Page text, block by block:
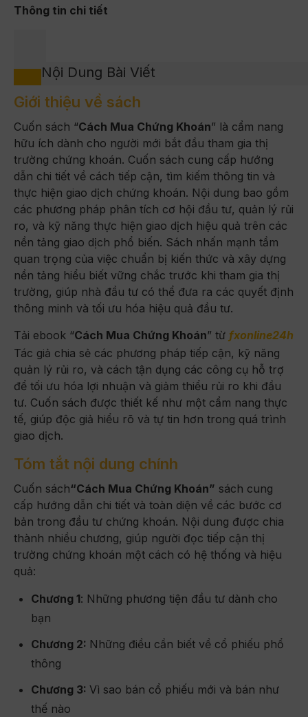
Thông tin chi tiết
Nội Dung Bài Viết
Giới thiệu về sách
Cuốn sách “Cách Mua Chứng Khoán” là cẩm nang
hữu ích dành cho người mới bắt đầu tham gia thị
trường chứng khoán. Cuốn sách cung cấp hướng
dẫn chi tiết về cách tiếp cận, tìm kiếm thông tin và
thực hiện giao dịch chứng khoán. Nội dung bao gồm
các phương pháp phân tích cơ hội đầu tư, quản lý rủi
ro, và kỹ năng thực hiện giao dịch hiệu quả trên các
nền tảng giao dịch phổ biến. Sách nhấn mạnh tầm
quan trọng của việc chuẩn bị kiến thức và xây dựng
nền tảng hiểu biết vững chắc trước khi tham gia thị
trường, giúp nhà đầu tư có thể đưa ra các quyết định
thông minh và tối ưu hóa hiệu quả đầu tư.
Tải ebook “Cách Mua Chứng Khoán” từ fxonline24h
Tác giả chia sẻ các phương pháp tiếp cận, kỹ năng
quản lý rủi ro, và cách tận dụng các công cụ hỗ trợ
để tối ưu hóa lợi nhuận và giảm thiểu rủi ro khi đầu
tư. Cuốn sách được thiết kế như một cẩm nang thực
tế, giúp độc giả hiểu rõ và tự tin hơn trong quá trình
giao dịch.
Tóm tắt nội dung chính
Cuốn sách“Cách Mua Chứng Khoán” sách cung
cấp hướng dẫn chi tiết và toàn diện về các bước cơ
bản trong đầu tư chứng khoán. Nội dung được chia
thành nhiều chương, giúp người đọc tiếp cận thị
trường chứng khoán một cách có hệ thống và hiệu
quả:
Chương 1: Những phương tiện đầu tư dành cho
bạn
Chương 2: Những điều cần biết về cổ phiếu phổ
thông
Chương 3: Vì sao bán cổ phiếu mới và bán như
thế nào